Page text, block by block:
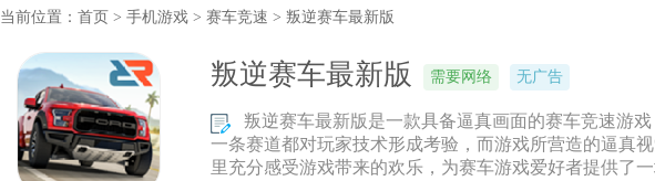
当前位置： 首页 > 手机游戏 > 赛车竞速 > 叛逆赛车最新版
叛逆赛车最新版 需要网络 无广告
叛逆赛车最新版是一款具备逼真画面的赛车竞速游
一条赛道都对玩家技术形成考验，而游戏所营造的逼真
里充分感受游戏带来的欢乐，为赛车游戏爱好者提供了一